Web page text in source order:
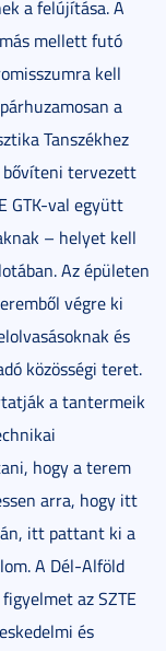
a felújítása. A
mellett futó
kell
a
Tanszékhez
bővíteni tervezett
GTK-val együtt
– helyet kell
Az épületen
végre ki
és
közösségi teret.
a tantermeik
hogy a terem
arra, hogy itt
itt pattant ki a
A Dél-Alföld
az SZTE
és